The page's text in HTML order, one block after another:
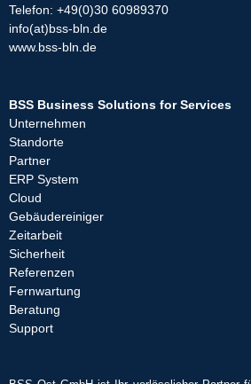
Telefon: +49(0)30 60989370
info(at)bss-bln.de
www.bss-bln.de
BSS Business Solutions for Services
Unternehmen
Standorte
Partner
ERP System
Cloud
Gebäudereiniger
Zeitarbeit
Sicherheit
Referenzen
Fernwartung
Beratung
Support